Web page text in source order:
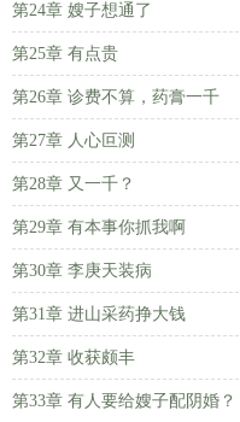
第24章 嫂子想通了
第25章 有点贵
第26章 诊费不算，药膏一千
第27章 人心叵测
第28章 又一千？
第29章 有本事你抓我啊
第30章 李庚天装病
第31章 进山采药挣大钱
第32章 收获颇丰
第33章 有人要给嫂子配阴婚？